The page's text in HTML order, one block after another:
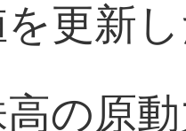
更新
高の原